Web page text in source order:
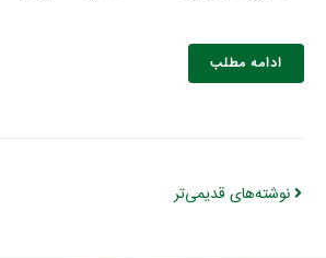
ادامه مطلب
نوشته‌های قدیمی‌تر